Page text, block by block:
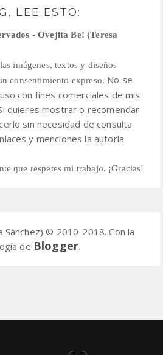
LEE ESTO:
- Ovejita Be! (Teresa
imágenes, textos y diseños
consentimiento expreso. No se
con fines comerciales de mis
quieres mostrar o recomendar
sin necesidad de consulta
y menciones la autoría
que respetes mi trabajo. ¡Gracias!
Sánchez) © 2010-2018. Con la
de Blogger.